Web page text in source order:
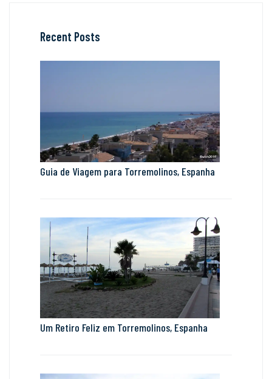
Recent Posts
Guia de Viagem para Torremolinos, Espanha
Um Retiro Feliz em Torremolinos, Espanha